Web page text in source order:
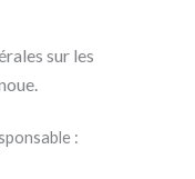
sur les
: